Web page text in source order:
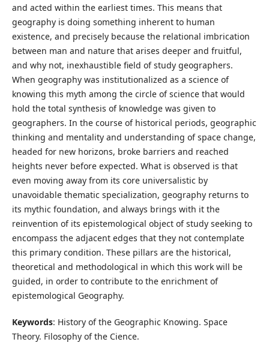
and acted within the earliest times. This means that
geography is doing something inherent to human
existence, and precisely because the relational imbrication
between man and nature that arises deeper and fruitful,
and why not, inexhaustible field of study geographers.
When geography was institutionalized as a science of
knowing this myth among the circle of science that would
hold the total synthesis of knowledge was given to
geographers. In the course of historical periods, geographic
thinking and mentality and understanding of space change,
headed for new horizons, broke barriers and reached
heights never before expected. What is observed is that
even moving away from its core universalistic by
unavoidable thematic specialization, geography returns to
its mythic foundation, and always brings with it the
reinvention of its epistemological object of study seeking to
encompass the adjacent edges that they not contemplate
this primary condition. These pillars are the historical,
theoretical and methodological in which this work will be
guided, in order to contribute to the enrichment of
epistemological Geography.
Keywords: History of the Geographic Knowing. Space
Theory. Filosophy of the Cience.